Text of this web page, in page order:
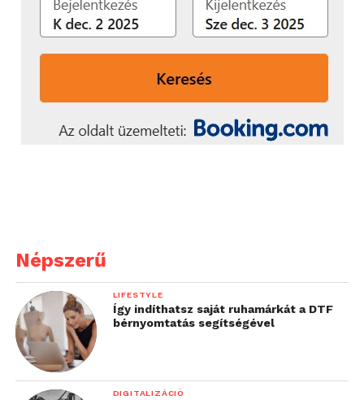
Népszerű
LIFESTYLE
Így indíthatsz saját ruhamárkát a DTF
bérnyomtatás segítségével
DIGITALIZÁCIÓ